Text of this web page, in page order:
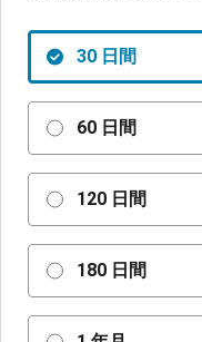
30 日間
60 日間
120 日間
180 日間